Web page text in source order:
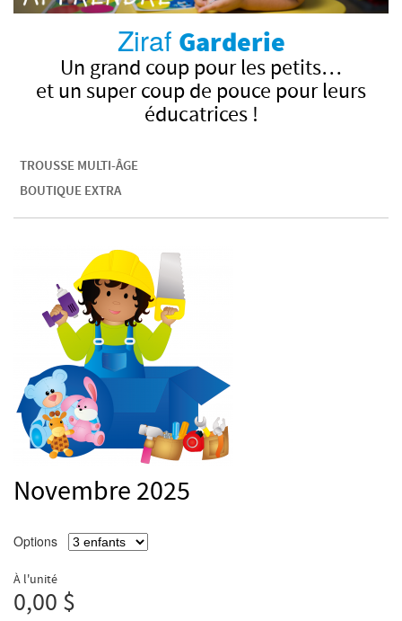
Ziraf Garderie
Un grand coup pour les petits…
et un super coup de pouce pour leurs
éducatrices !
TROUSSE MULTI-ÂGE
BOUTIQUE EXTRA
Novembre 2025
Options
À l'unité
0,00 $